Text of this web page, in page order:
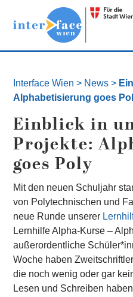
Interface Wien > News >
Alphabetisierung goes
Einblick in
Projekte:
goes Poly
Mit den neuen Schuljahr
von Polytechnischen und
neue Runde unserer
Lernhilfe Alpha-Kurse –
außerordentliche
Woche haben
die noch wenig oder gar
Lesen und Schreiben